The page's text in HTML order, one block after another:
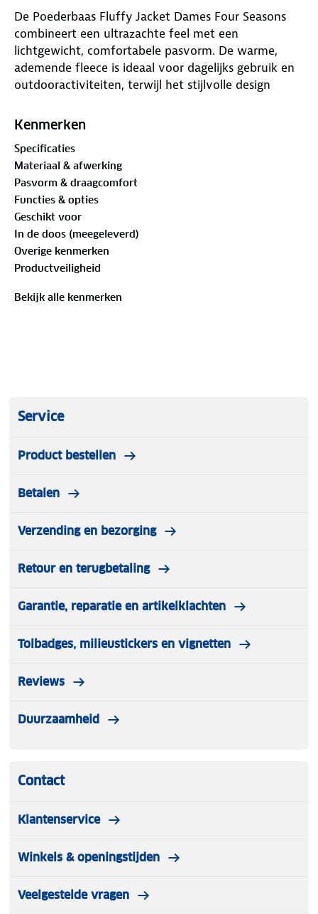
De Poederbaas Fluffy Jacket Dames Four Seasons
combineert een ultrazachte feel met een
lichtgewicht, comfortabele pasvorm. De warme,
ademende fleece is ideaal voor dagelijks gebruik en
outdooractiviteiten, terwijl het stijlvolle design
Gemaakt van polyester en ontworpen voor
kleuren.
Eigenschappen van Poederbaas Fluffy Jacket
Dames Four Seasons
Merk:Poederbaas
Model:Fluffy Jacket Dames Four Seasons
Warme en zachte stof
Verkrijgbaar in verschillende kleuren
Kenmerken
Specificaties
Materiaal & afwerking
Pasvorm & draagcomfort
Functies & opties
Geschikt voor
In de doos (meegeleverd)
Overige kenmerken
Productveiligheid
Bekijk alle kenmerken
Service
Product bestellen
Betalen
Verzending en bezorging
Retour en terugbetaling
Garantie, reparatie en artikelklachten
Tolbadges, milieustickers en vignetten
Reviews
Duurzaamheid
Contact
Klantenservice
Winkels & openingstijden
Veelgestelde vragen